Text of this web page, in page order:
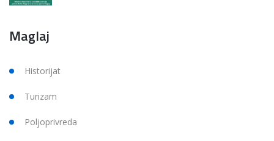
Maglaj
Historijat
Turizam
Poljoprivreda